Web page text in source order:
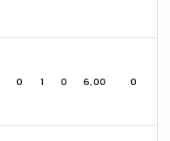
0 1 0 6,00 0